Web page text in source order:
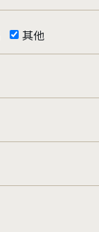
其他